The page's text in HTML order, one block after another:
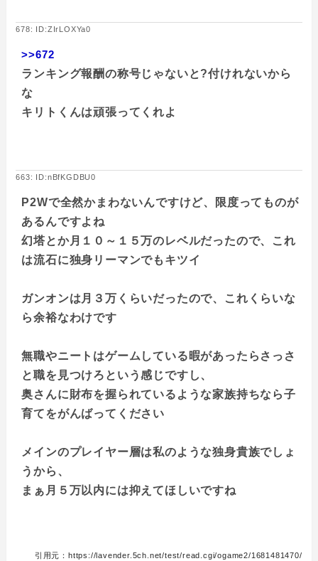
678: ID:ZIrLOXYa0
>>672
ランキング報酬の称号じゃないと?付けれないから
な
キリトくんは頑張ってくれよ
663: ID:nBfKGDBU0
P2Wで全然かまわないんですけど、限度ってものが
あるんですよね
幻塔とか月１０～１５万のレベルだったので、これ
は流石に独身リーマンでもキツイ
ガンオンは月３万くらいだったので、これくらいな
ら余裕なわけです
無職やニートはゲームしている暇があったらさっさ
と職を見つけろという感じですし、
奥さんに財布を握られているような家族持ちなら子
育てをがんばってください
メインのプレイヤー層は私のような独身貴族でしょ
うから、
まぁ月５万以内には抑えてほしいですね
引用元：https://lavender.5ch.net/test/read.cgi/ogame2/1681481470/